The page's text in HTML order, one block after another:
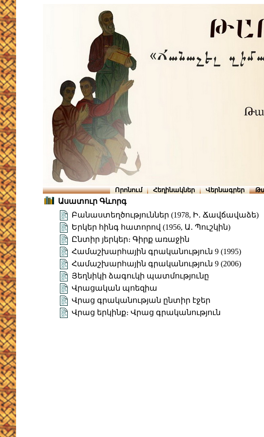
Որոնում Հեղինակներ Վերնագրեր
Ասատուր Գևորգ
Բանաստեղծություններ (1978, Ի․ Ճավճավաձե)
Երկեր հինգ հատորով (1956, Ա․ Պուշկին)
Ընտիր յերկեր։ Գիրք առաջին
Համաշխարհային գրականություն 9 (1995)
Համաշխարհային գրականություն 9 (2006)
Յեղնիկի ձագուկի պատմությունը
Վրացական պոեզիա
Վրաց գրականության ընտիր էջեր
Վրաց երկինք։ Վրաց գրականություն